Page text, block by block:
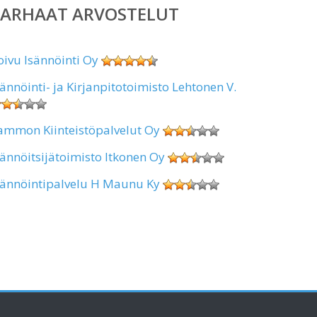
ARVOSTELUT
Isännöinti Oy
ja Kirjanpitotoimisto Lehtonen V.
Kiinteistöpalvelut Oy
Itkonen Oy
H Maunu Ky